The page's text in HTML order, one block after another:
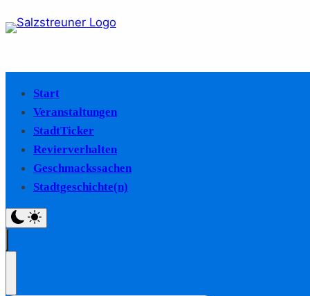
Start
Veranstaltungen
StadtTicker
Revierverhalten
Geschmackssachen
Stadtgeschichte(n)